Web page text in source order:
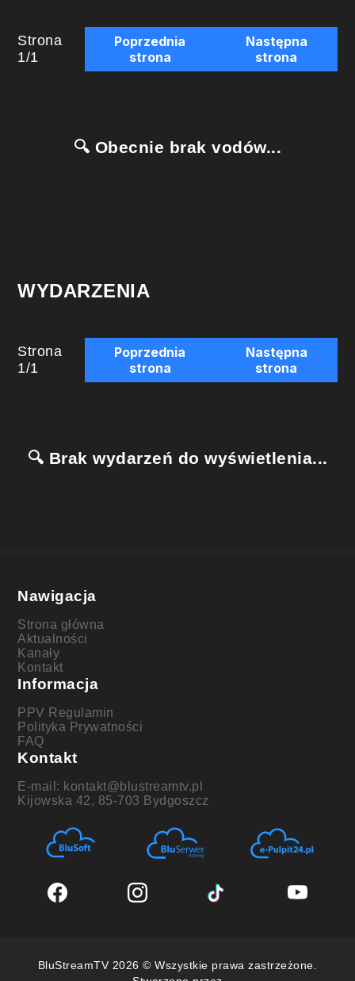
Strona
1/1
Poprzednia
strona
Następna
strona
🔍 Obecnie brak vodów...
WYDARZENIA
Strona
1/1
Poprzednia
strona
Następna
strona
🔍 Brak wydarzeń do wyświetlenia...
Nawigacja
Strona główna
Aktualności
Kanały
Kontakt
Informacja
PPV Regulamin
Polityka Prywatności
FAQ
Kontakt
E-mail: kontakt@blustreamtv.pl
Kijowska 42, 85-703 Bydgoszcz
BluStreamTV 2026 © Wszystkie prawa zastrzeżone.